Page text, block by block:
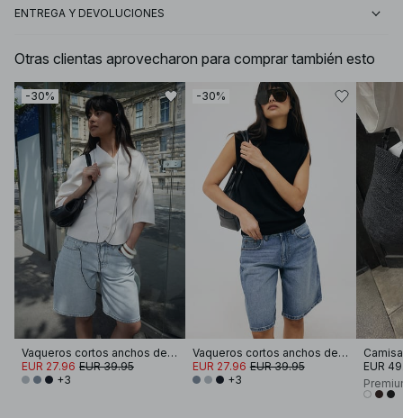
ENTREGA Y DEVOLUCIONES
Otras clientas aprovecharon para comprar también esto
-30%
Vaqueros cortos anchos de talle medio
EUR 27.96 EUR 39.95
+3
-30%
Vaqueros cortos anchos de talle medio
EUR 27.96 EUR 39.95
+3
EUR